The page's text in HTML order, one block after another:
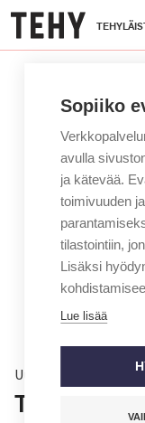
Hyppää
pääsisältöön
Uutinen
Sopiiko
avulla
ja kätevää.
toimivuuden
tilastointiin,
Lisäksi
Lue lisää